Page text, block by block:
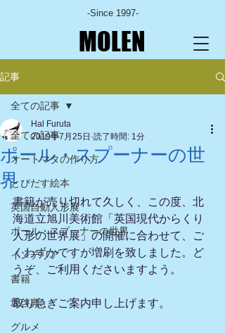
-Since 1997-
MOLEN
記事
全ての記事
オートマタの作り方
とびだす絵本
英国自動人形展
ポール・スプーナーの世界
インテリア
書籍
坂啓典
グルメ
全ての記事
ポール・スプーナーの世
界
Hal Furuta
2019年7月25日 読了時間: 1分
書籍が売り切れて久しく、この度、北
海道立旭川美術館「英国現代からくり
人形の世界展」の開催に合わせて、ご
くわずかですが増刷を致しました。ど
うぞ、ご利用くださいますよう。
取り急ぎご案内申し上げます。